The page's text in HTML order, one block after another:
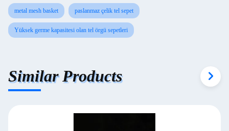
metal mesh basket paslanmaz çelik tel sepet
Yüksek germe kapasitesi olan tel örgü sepetleri
Similar Products